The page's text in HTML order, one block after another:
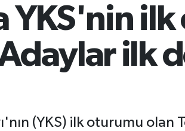
YKS'nin
ilk
(YKS) ilk oturumu olan